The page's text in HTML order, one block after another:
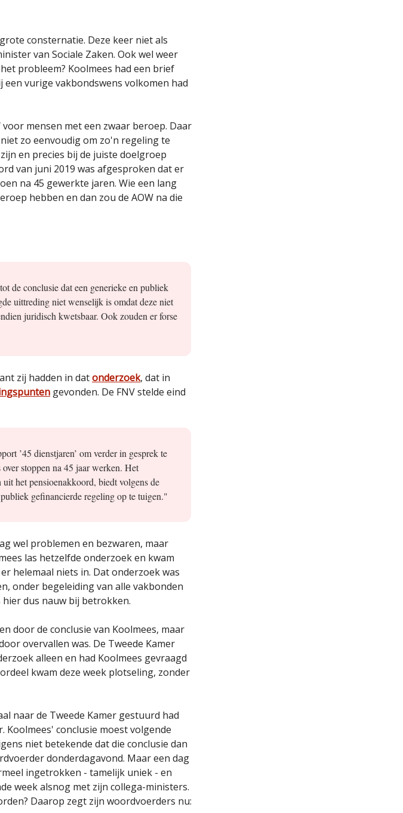
consternatie. Deze keer niet als
van Sociale Zaken. Ook wel weer
probleem? Koolmees had een brief
vurige vakbondswens volkomen had
mensen met een zwaar beroep. Daar
zo eenvoudig om zo'n regeling te
en precies bij de juiste doelgroep
van juni 2019 was afgesproken dat er
na 45 gewerkte jaren. Wie een lang
hebben en dan zou de AOW na die
de conclusie dat een generieke en publiek
uittreding niet wenselijk is omdat deze niet
juridisch kwetsbaar. Ook zouden er forse
zij hadden in datonderzoek, dat in
gevonden. De FNV stelde eind
’45 dienstjaren’ om verder in gesprek te
stoppen na 45 jaar werken. Het
het pensioenakkoord, biedt volgens de
gefinancierde regeling op te tuigen."
wel problemen en bezwaren, maar
las hetzelfde onderzoek en kwam
helemaal niets in. Dat onderzoek was
onder begeleiding van alle vakbonden
dus nauw bij betrokken.
door de conclusie van Koolmees, maar
overvallen was. De Tweede Kamer
alleen en had Koolmees gevraagd
kwam deze week plotseling, zonder
naar de Tweede Kamer gestuurd had
Koolmees' conclusie moest volgende
niet betekende dat die conclusie dan
donderdagavond. Maar een dag
ingetrokken - tamelijk uniek - en
week alsnog met zijn collega-ministers.
Daarop zegt zijn woordvoerders nu: